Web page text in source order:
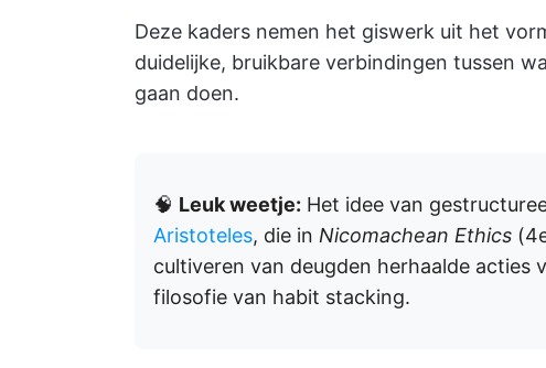
Deze kaders nemen het giswerk uit het
duidelijke, bruikbare verbindingen tussen
gaan doen.
🧠 Leuk weetje: Het idee van
Aristoteles, die in Nicomachean Ethics
cultiveren van deugden herhaalde acties
filosofie van habit stacking.